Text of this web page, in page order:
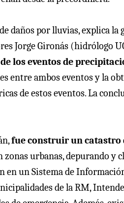
daños por lluvias, explica la
Jorge Gironás (hidrólogo
los eventos de
entre ambos eventos y la
de estos eventos. La
fue construir un catastro
urbanas, depurando y
en un Sistema de
de la RM,